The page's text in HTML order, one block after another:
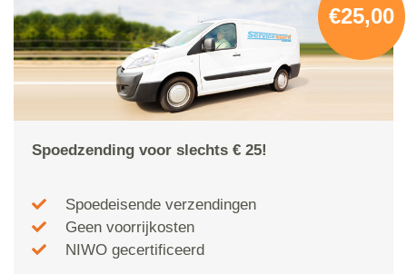
€25,00
Spoedzending voor slechts € 25!
Spoedeisende verzendingen
Geen voorrijkosten
NIWO gecertificeerd